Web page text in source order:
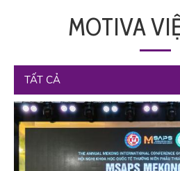
MOTIVA
TẤT CẢ